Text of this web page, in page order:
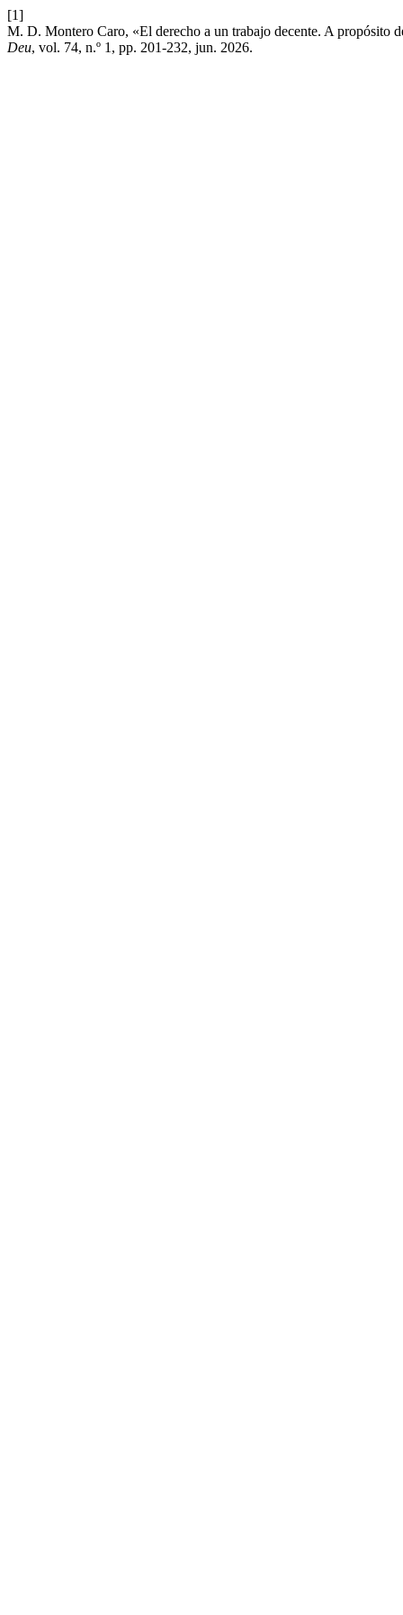
[1]
M. D. Montero Caro, «El derecho a un trabajo decente. A propósito
Deu, vol. 74, n.º 1, pp. 201-232, jun. 2026.